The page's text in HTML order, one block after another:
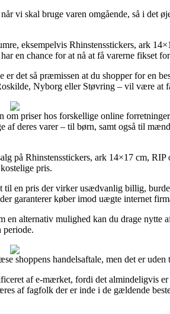
vi skal bruge varen omgående, så i det
eksempelvis Rhinstensstickers, ark
en chance for at nå at få varerne fikset
det så præmissen at du shopper for en
Nyborg eller Støvring – vil være at
priser hos forskellige online
af deres varer – til børn, samt også til
på Rhinstensstickers, ark 14×17 cm,
pris.
en pris der virker usædvanlig billig,
garanterer køber imod uægte internet
alternativ mulighed kan du drage nytte
periode.
shoppens handelsaftale, men det er
af e-mærket, fordi det almindeligvis
af fagfolk der er inde i de gældende